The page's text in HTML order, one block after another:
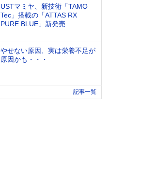
USTマミヤ、新技術「TAMO
Tec」搭載の「ATTAS RX
PURE BLUE」新発売
やせない原因、実は栄養不足が
原因かも・・・
記事一覧